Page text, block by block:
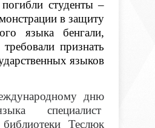
студенты –
в защиту
языка бенгали,
признать
языков
дню
специалист
библиотеки Теслюк